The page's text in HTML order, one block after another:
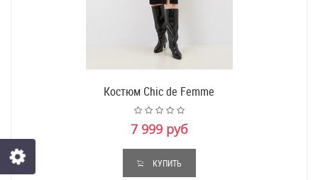
Костюм Chic de Femme
7 999 руб
КУПИТЬ